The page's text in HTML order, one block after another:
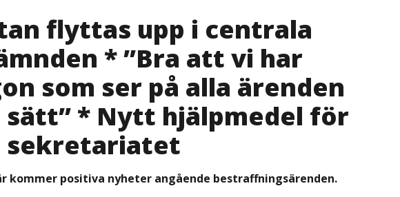
flyttas upp i centrala
* ”Bra att vi har
som ser på alla ärenden
sätt” * Nytt hjälpmedel för
sekretariatet
kommer positiva nyheter angående bestraffningsärenden.